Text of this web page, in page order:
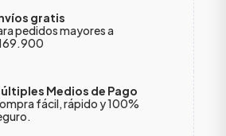
gratis
pedidos mayores a
Medios de Pago
fácil, rápido y 100%